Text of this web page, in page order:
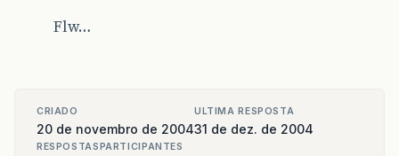
Flw…
CRIADO
20 de novembro de 2004
ULTIMA RESPOSTA
31 de dez. de 2004
RESPOSTAS PARTICIPANTES